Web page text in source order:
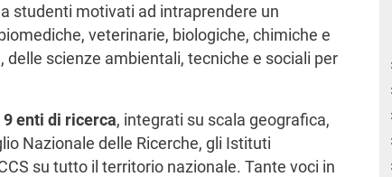
studenti motivati ad intraprendere un
veterinarie, biologiche, chimiche e
scienze ambientali, tecniche e sociali per
9 enti di ricerca, integrati su scala geografica,
Nazionale delle Ricerche, gli Istituti
su tutto il territorio nazionale. Tante voci in